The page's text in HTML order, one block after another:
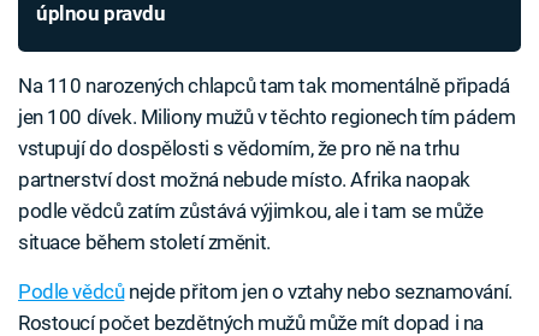
úplnou pravdu
Na 110 narozených chlapců tam tak momentálně připadá
jen 100 dívek. Miliony mužů v těchto regionech tím pádem
vstupují do dospělosti s vědomím, že pro ně na trhu
partnerství dost možná nebude místo. Afrika naopak
podle vědců zatím zůstává výjimkou, ale i tam se může
situace během století změnit.
Podle vědcůnejde přitom jen o vztahy nebo seznamování.
Rostoucí počet bezdětných mužů může mít dopad i na